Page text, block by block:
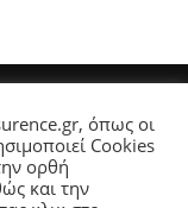
όπως οι
Cookies
ορθή
και την